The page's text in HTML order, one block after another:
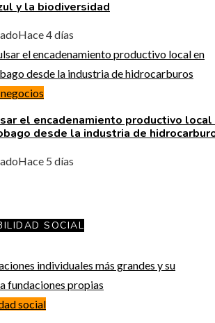
y la biodiversidad
Hace 4 días
el encadenamiento productivo local
desde la industria de
Hace 5 días
SOCIAL
social